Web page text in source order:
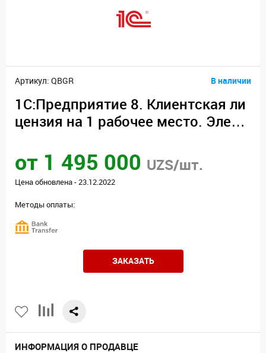
Артикул: QBGR В наличии
1С:Предприятие 8. Клиентская ли
цензия на 1 рабочее место. Элект
от 1 495 000 UZS/шт.
Цена обновлена - 23.12.2022
Методы оплаты:
ЗАКАЗАТЬ
ИНФОРМАЦИЯ О ПРОДАВЦЕ